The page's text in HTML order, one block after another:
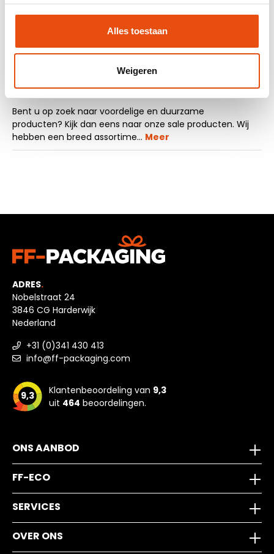
Alles toestaan
Weigeren
Offerte op maat aanvragen
Vraag een sample aan
Beschrijving
Bent u op zoek naar voordelige en duurzame
producten? Kijk dan eens naar onze sale producten. Wij
hebben een breed assortime… Meer
ADRES.
Nobelstraat 24
3846 CG Harderwijk
Nederland
+31 (0)341 430 413
info@ff-packaging.com
9,3 Klantenbeoordeling van 9,3
uit 464 beoordelingen.
ONS AANBOD
FF-ECO
SERVICES
OVER ONS